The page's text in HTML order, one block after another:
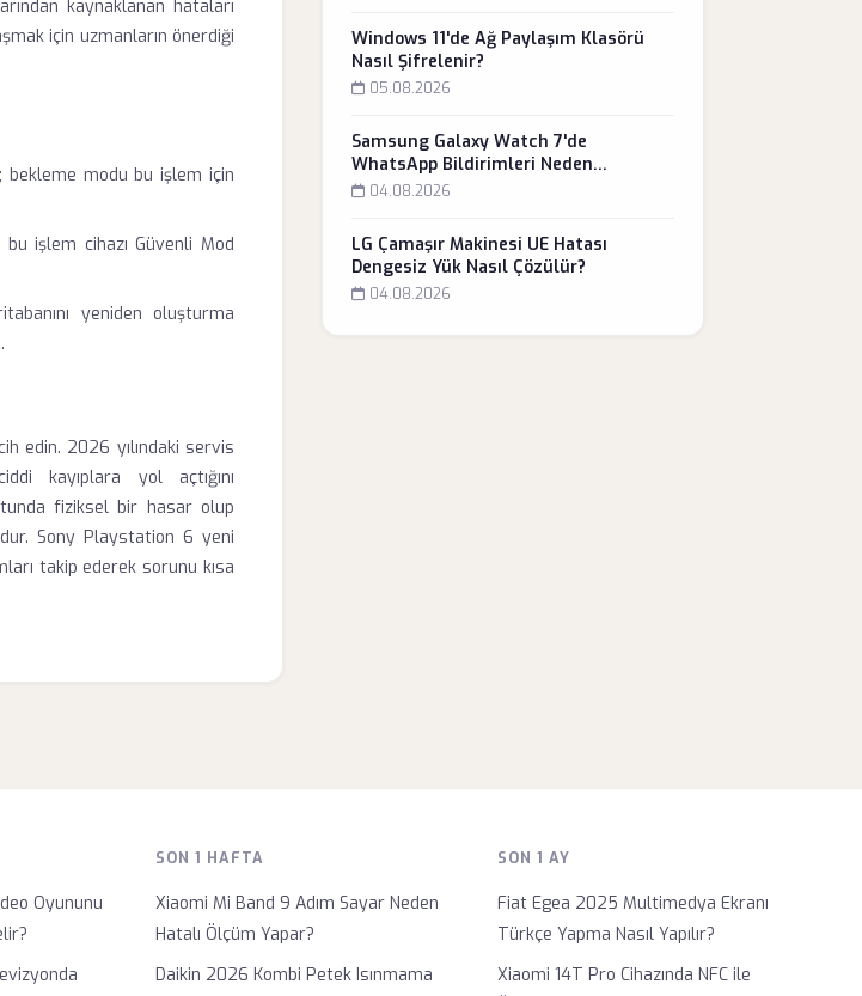
kaynaklanan hataları
için uzmanların önerdiği
bekleme modu bu işlem için
işlem cihazı Güvenli Mod
yeniden oluşturma
edin. 2026 yılındaki servis
kayıplara yol açtığını
fiziksel bir hasar olup
Sony Playstation 6 yeni
takip ederek sorunu kısa
Windows 11'de Ağ Paylaşım Klasörü
Nasıl Şifrelenir?
05.08.2026
Samsung Galaxy Watch 7'de
WhatsApp Bildirimleri Neden
Gelmiyor?
04.08.2026
LG Çamaşır Makinesi UE Hatası
Dengesiz Yük Nasıl Çözülür?
04.08.2026
Oyununu
SON 1 HAFTA
Xiaomi Mi Band 9 Adım Sayar Neden
Hatalı Ölçüm Yapar?
Daikin 2026 Kombi Petek Isınmama
SON 1 AY
Fiat Egea 2025 Multimedya Ekranı
Türkçe Yapma Nasıl Yapılır?
Xiaomi 14T Pro Cihazında NFC ile